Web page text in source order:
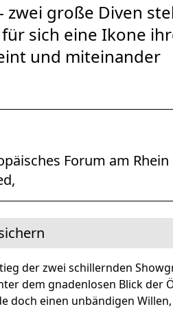
Spielstätte im
zwei große Diven
sich eine Ikone
und miteinander
Forum am
der zwei schillernden
dem gnadenlosen Blick der
doch einen unbändigen